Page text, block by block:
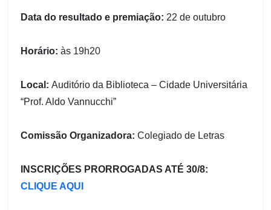
Data do resultado e premiação: 22 de outubro
Horário:às 19h20
Local:Auditório da Biblioteca – Cidade Universitária
“Prof. Aldo Vannucchi”
Comissão Organizadora:Colegiado de Letras
INSCRIÇÕES PRORROGADAS ATÉ 30/8:
CLIQUE AQUI